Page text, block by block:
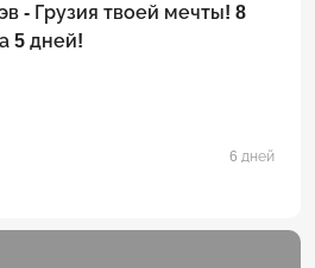
- Грузия твоей мечты! 8
5 дней!
6 дней